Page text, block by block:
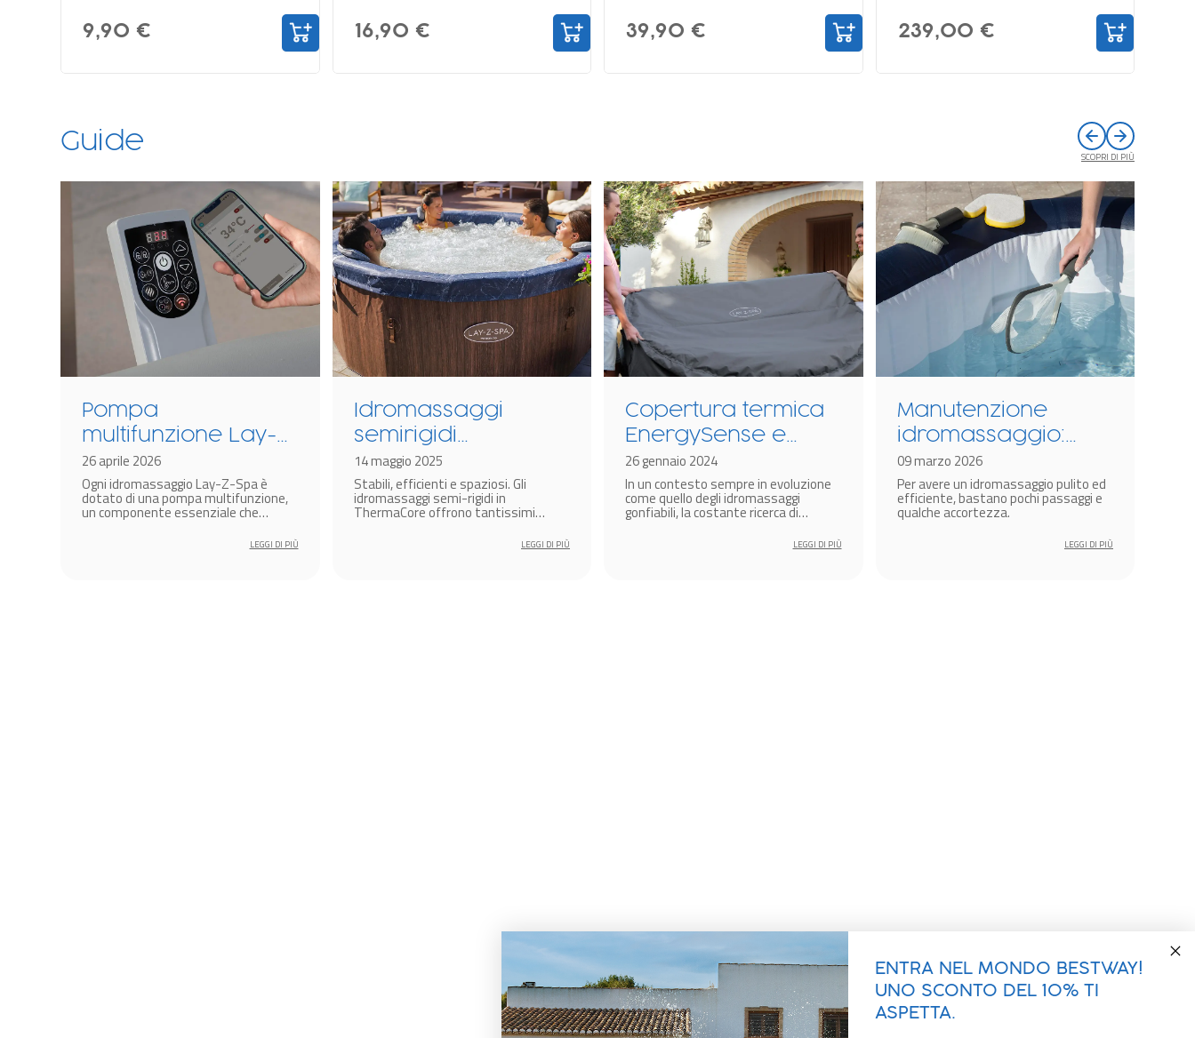
9,90 € 16,90 € 39,90 € 239,00 €
Guide
SCOPRI DI PIÙ
Pompa
multifunzione Lay-
Z-Spa: cos’è e come
funziona?
26 aprile 2026
Ogni idromassaggio Lay-Z-Spa è
dotato di una pompa multifunzione,
un componente essenziale che
consente di gestire in modo semplice
e intuitivo tutte le funzioni principali
della spa: riscaldamento dell’acqua,
LEGGI DI PIÙ
Idromassaggi
semirigidi
ThermaCore: più
efficienza, più
risparmio!
14 maggio 2025
Stabili, efficienti e spaziosi. Gli
idromassaggi semi-rigidi in
ThermaCore offrono tantissimi
funzioni che rendono questi modelli
LEGGI DI PIÙ
Copertura termica
EnergySense e
tecnologia
Thermacore per
idromassaggi
gonfiabili Lay-Z-Spa
26 gennaio 2024
In un contesto sempre in evoluzione
come quello degli idromassaggi
gonfiabili, la costante ricerca di
soluzioni all’avanguardia per
amplificare l’efficienza energetica e
migliorare l’esperienza di benessere
LEGGI DI PIÙ
Manutenzione
idromassaggio:
pulizia e
trattamento
dell’acqua
09 marzo 2026
Per avere un idromassaggio pulito ed
efficiente, bastano pochi passaggi e
qualche accortezza.
LEGGI DI PIÙ
ENTRA NEL MONDO BESTWAY!
UNO SCONTO DEL 10% TI
ASPETTA.